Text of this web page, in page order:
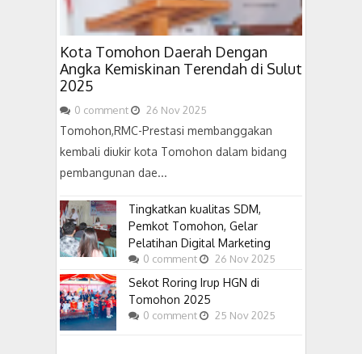
Kota Tomohon Daerah Dengan
Angka Kemiskinan Terendah di Sulut
2025
0 comment 26 Nov2025
Tomohon,RMC-Prestasi membanggakan
kembali diukir kota Tomohon dalam bidang
pembangunan dae...
Tingkatkan kualitas SDM,
Pemkot Tomohon, Gelar
Pelatihan Digital Marketing
0 comment 26 Nov2025
Sekot Roring Irup HGN di
Tomohon 2025
0 comment 25 Nov2025